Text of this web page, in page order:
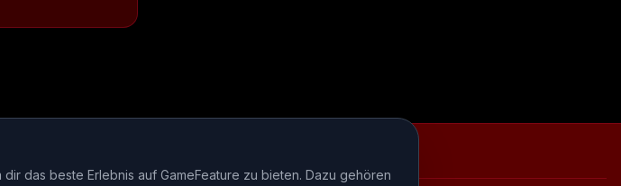
das beste Erlebnis auf GameFeature zu bieten. Dazu gehören